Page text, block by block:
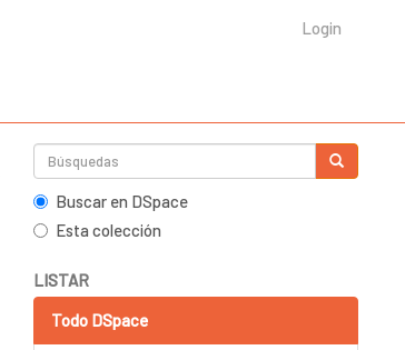
Login
Buscar en DSpace
Esta colección
LISTAR
Todo DSpace